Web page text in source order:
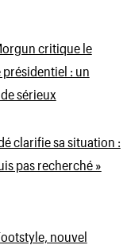
critique le
: un
sérieux
clarifie sa situation :
pas recherché »
nouvel